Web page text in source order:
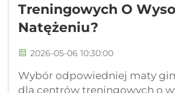
Treningowych O
Natężeniu?
2026-05-06 10:30:00
Wybór odpowiedniej maty
dla centrów treningowych o